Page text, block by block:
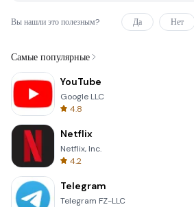
Вы нашли это полезным? Да Нет
Самые популярные
YouTube
Google LLC
4.8
Netflix
Netflix, Inc.
4.2
Telegram
Telegram FZ-LLC